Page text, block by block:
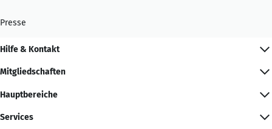
Presse
Hilfe & Kontakt
Mitgliedschaften
Hauptbereiche
Services